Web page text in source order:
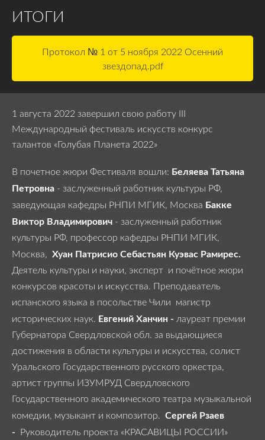
ИТОГИ
Протокол № 1 от 5 ноября 2022 Осенний
звездопад.pdf
1 августа 2022 завершил свою работу III
Международный фестиваль искусств конкурс
талантов «Голубая Планета 2022»
В почетное жюри Фестиваля вошли: Беляева Татьяна
Петровна - заслуженный работник культуры РФ,
заведующая кафедры РНПИ МГИК, Москва Бакке
Виктор Владимирович - заслуженный работник
культуры РФ, профессор кафедры РНПИ МГИК,
Москва, Хуан Патрисио Себастьян Куэвас Рамирес.
Деятель культуры и науки, эксперт и почётное жюри
конкурсов красоты и искусства. Преподаватель
испанского языка в посольстве Чили магистр
исторических наук. Евгений Ханчин - лауреат премии
Губернатора Свердловской обл. за выдающиеся
достижения в области культуры и искусства, солист
Уральского Государственного русского оркестра,
артист группы ИЗУМРУД Свердловского
Государственного академического театра музыкальной
комедии, музыкант и композитор. Сергей Рзаев
- Руководитель проекта «КРАСАВИЦЫ РОССИИ»